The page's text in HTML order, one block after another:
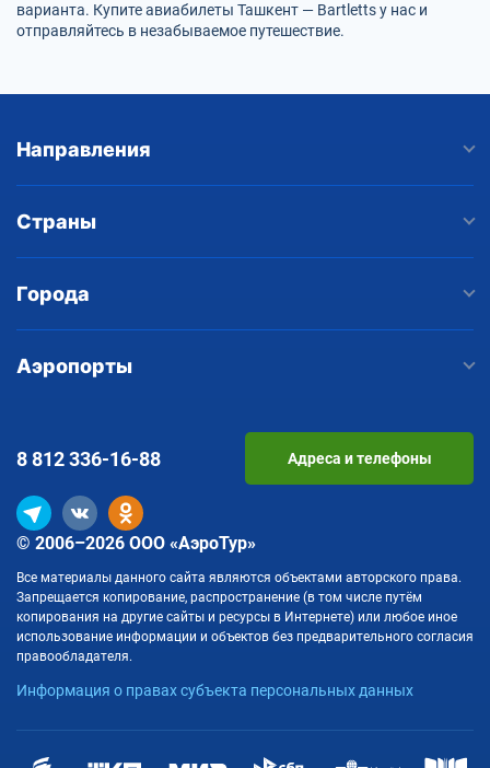
варианта. Купите авиабилеты Ташкент — Bartletts у нас и
отправляйтесь в незабываемое путешествие.
Направления
Страны
Города
Аэропорты
© 2006–2026 ООО «АэроТур»
Все материалы данного сайта являются объектами авторского права.
Запрещается копирование, распространение (в том числе путём
копирования на другие сайты и ресурсы в Интернете) или любое иное
использование информации и объектов без предварительного согласия
правообладателя.
Информация о правах субъекта персональных данных
8 812336-16-88 Адреса и телефоны